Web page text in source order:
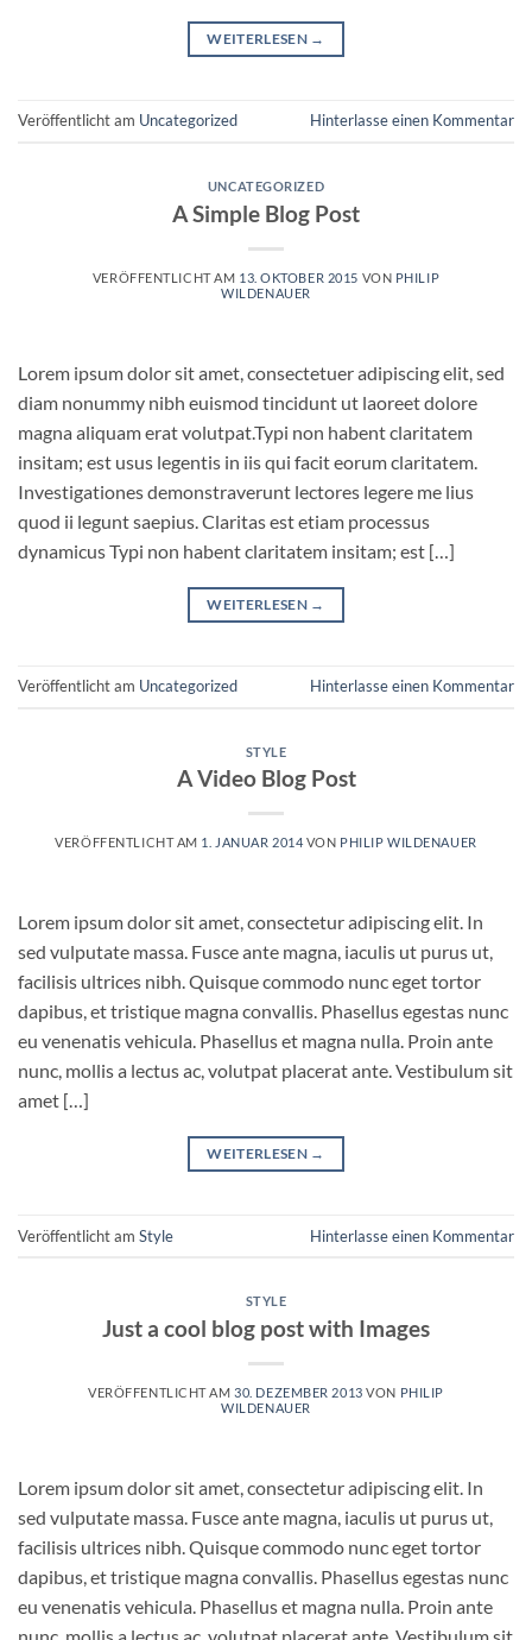
WEITERLESEN →
Veröffentlicht am Uncategorized Hinterlasse einen Kommentar
UNCATEGORIZED
A Simple Blog Post
VERÖFFENTLICHT AM 13. OKTOBER 2015 VON PHILIP
WILDENAUER
Lorem ipsum dolor sit amet, consectetuer adipiscing elit, sed
diam nonummy nibh euismod tincidunt ut laoreet dolore
magna aliquam erat volutpat.Typi non habent claritatem
insitam; est usus legentis in iis qui facit eorum claritatem.
Investigationes demonstraverunt lectores legere me lius
quod ii legunt saepius. Claritas est etiam processus
dynamicus Typi non habent claritatem insitam; est […]
WEITERLESEN →
Veröffentlicht am Uncategorized Hinterlasse einen Kommentar
STYLE
A Video Blog Post
VERÖFFENTLICHT AM 1. JANUAR 2014 VON PHILIP WILDENAUER
Lorem ipsum dolor sit amet, consectetur adipiscing elit. In
sed vulputate massa. Fusce ante magna, iaculis ut purus ut,
facilisis ultrices nibh. Quisque commodo nunc eget tortor
dapibus, et tristique magna convallis. Phasellus egestas nunc
eu venenatis vehicula. Phasellus et magna nulla. Proin ante
nunc, mollis a lectus ac, volutpat placerat ante. Vestibulum sit
amet […]
WEITERLESEN →
Veröffentlicht am Style Hinterlasse einen Kommentar
STYLE
Just a cool blog post with Images
VERÖFFENTLICHT AM30. DEZEMBER 2013 VON PHILIP
WILDENAUER
Lorem ipsum dolor sit amet, consectetur adipiscing elit. In
sed vulputate massa. Fusce ante magna, iaculis ut purus ut,
facilisis ultrices nibh. Quisque commodo nunc eget tortor
dapibus, et tristique magna convallis. Phasellus egestas nunc
eu venenatis vehicula. Phasellus et magna nulla. Proin ante